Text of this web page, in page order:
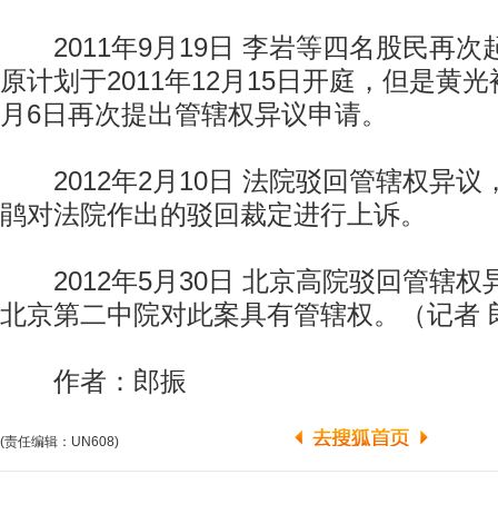
2011年9月19日 李岩等四名股民再次
原计划于2011年12月15日开庭，但是黄
月6日再次提出管辖权异议申请。
2012年2月10日 法院驳回管辖权异议
鹃对法院作出的驳回裁定进行上诉。
2012年5月30日 北京高院驳回管辖权
北京第二中院对此案具有管辖权。（记者
作者：郎振
(责任编辑：UN608)